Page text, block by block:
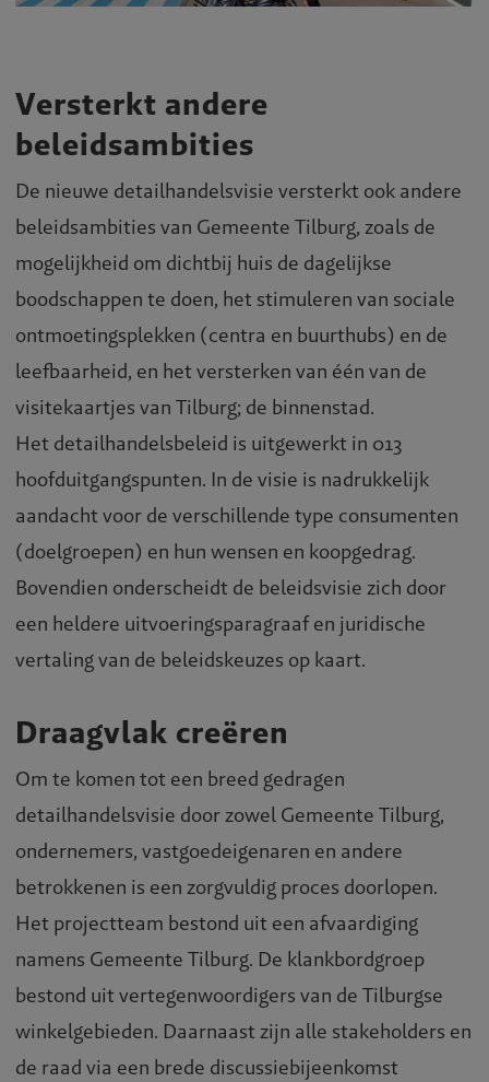
Versterkt andere
beleidsambities
De nieuwe detailhandelsvisie versterkt ook andere
beleidsambities van Gemeente Tilburg, zoals de
mogelijkheid om dichtbij huis de dagelijkse
boodschappen te doen, het stimuleren van sociale
ontmoetingsplekken (centra en buurthubs) en de
leefbaarheid, en het versterken van één van de
visitekaartjes van Tilburg; de binnenstad.
Het detailhandelsbeleid is uitgewerkt in 013
hoofduitgangspunten. In de visie is nadrukkelijk
aandacht voor de verschillende type consumenten
(doelgroepen) en hun wensen en koopgedrag.
Bovendien onderscheidt de beleidsvisie zich door
een heldere uitvoeringsparagraaf en juridische
vertaling van de beleidskeuzes op kaart.
Draagvlak creëren
Om te komen tot een breed gedragen
detailhandelsvisie door zowel Gemeente Tilburg,
ondernemers, vastgoedeigenaren en andere
betrokkenen is een zorgvuldig proces doorlopen.
Het projectteam bestond uit een afvaardiging
namens Gemeente Tilburg. De klankbordgroep
bestond uit vertegenwoordigers van de Tilburgse
winkelgebieden. Daarnaast zijn alle stakeholders en
de raad via een brede discussiebijeenkomst